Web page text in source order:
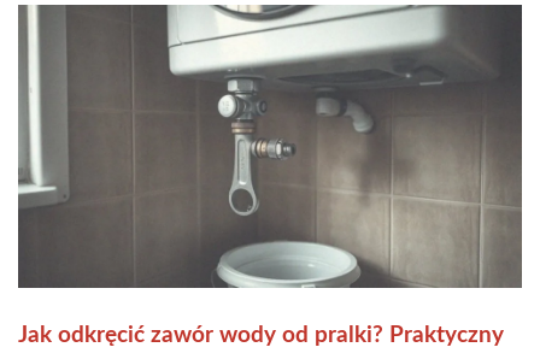
Jak odkręcić zawór wody od pralki? Praktyczny